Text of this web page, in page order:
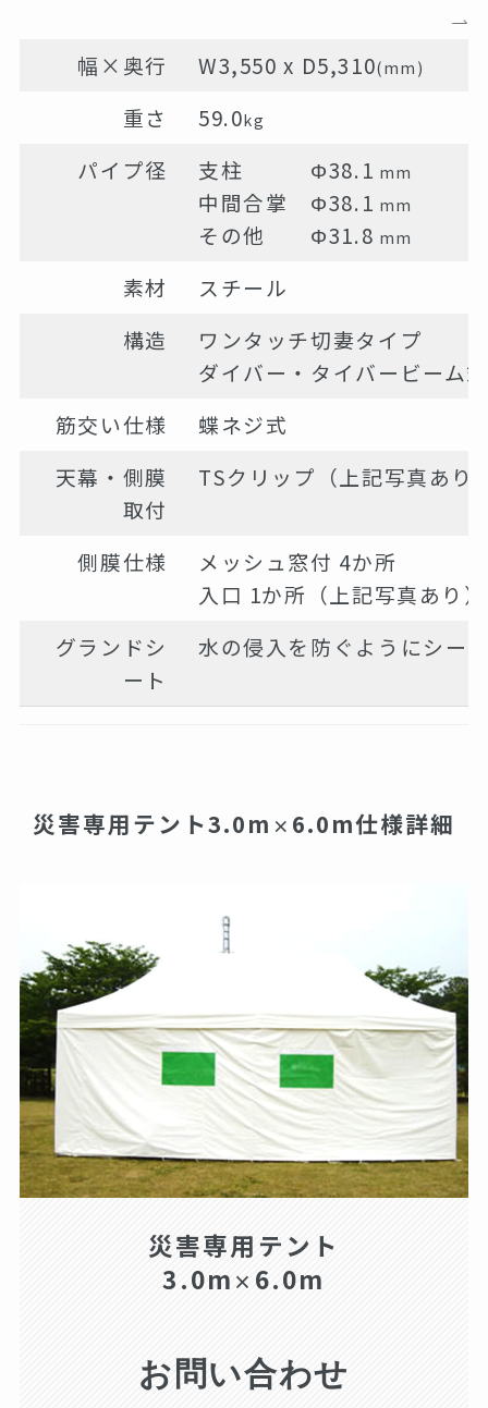
幅×奥行 W3,550 x D5,310(mm)
重さ 59.0kg
パイプ径 支柱 Φ38.1 mm
中間合掌 Φ38.1 mm
その他 Φ31.8 mm
素材
スチール
構造
ワンタッチ切妻タイプ
ダイバー・タイバービーム式
筋交い仕様
蝶ネジ式
天幕・側膜
取付
TSクリップ（上記写真あり
側膜仕様
メッシュ窓付 4か所
入口 1か所（上記写真あり）
グランドシ
ート
水の侵入を防ぐようにシー
災害専用テント3.0m × 6.0m仕様詳細
災害専用テント
3.0m × 6.0m
お問い合わせ